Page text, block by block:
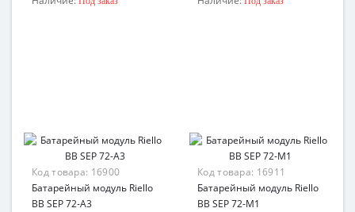
Код товара: 16900
Батарейный модуль Riello
BB SEP 72-A3
Код товара: 16911
Батарейный модуль Riello
BB SEP 72-M1